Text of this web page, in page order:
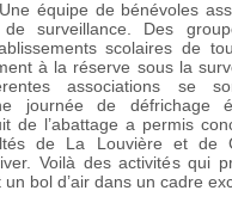
équipe de bénévoles
surveillance. Des
scolaires de
à la réserve sous la
associations se
journée de défrichage
de l’abattage a permis
de La Louvière et de
Voilà des activités qui
bol d’air dans un cadre